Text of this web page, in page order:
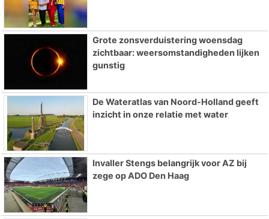
Grote zonsverduistering woensdag
zichtbaar: weersomstandigheden lijken
gunstig
De Wateratlas van Noord-Holland geeft
inzicht in onze relatie met water
Invaller Stengs belangrijk voor AZ bij
zege op ADO Den Haag